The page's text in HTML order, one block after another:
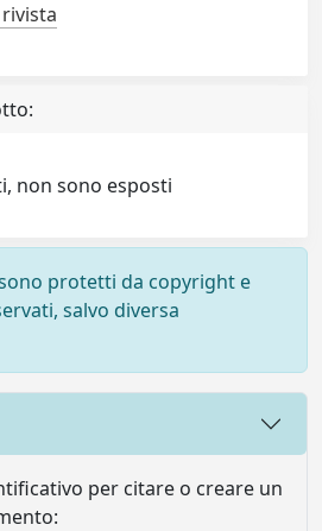
non sono esposti
protetti da copyright e
salvo diversa
per citare o creare un